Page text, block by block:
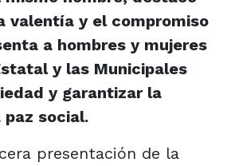
valentía y el compromiso
a hombres y mujeres
y las Municipales
y garantizar la
paz social.
presentación de la